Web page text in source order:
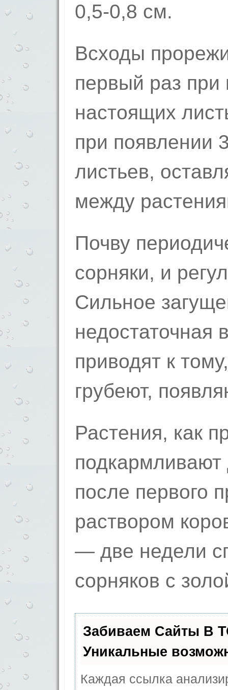
0,5-0,8 см.
Всходы
первый раз при
настоящих
при появлении
листьев,
между
Почву
сорняки, и
Сильное
недостаточная
приводят к
грубеют,
Растения, как
после первого
раствором
— две недели
сорняков с
Забиваем Сайты В
Уникальные
Каждая ссылка